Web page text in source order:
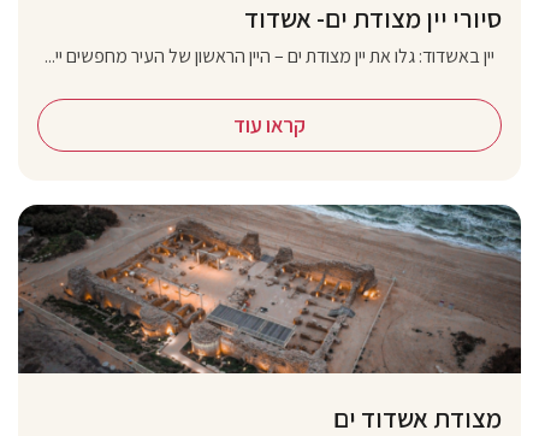
סיורי יין מצודת ים- אשדוד
יין באשדוד: גלו את יין מצודת ים – היין הראשון של העיר מחפשים יי...
קראו עוד
מצודת אשדוד ים